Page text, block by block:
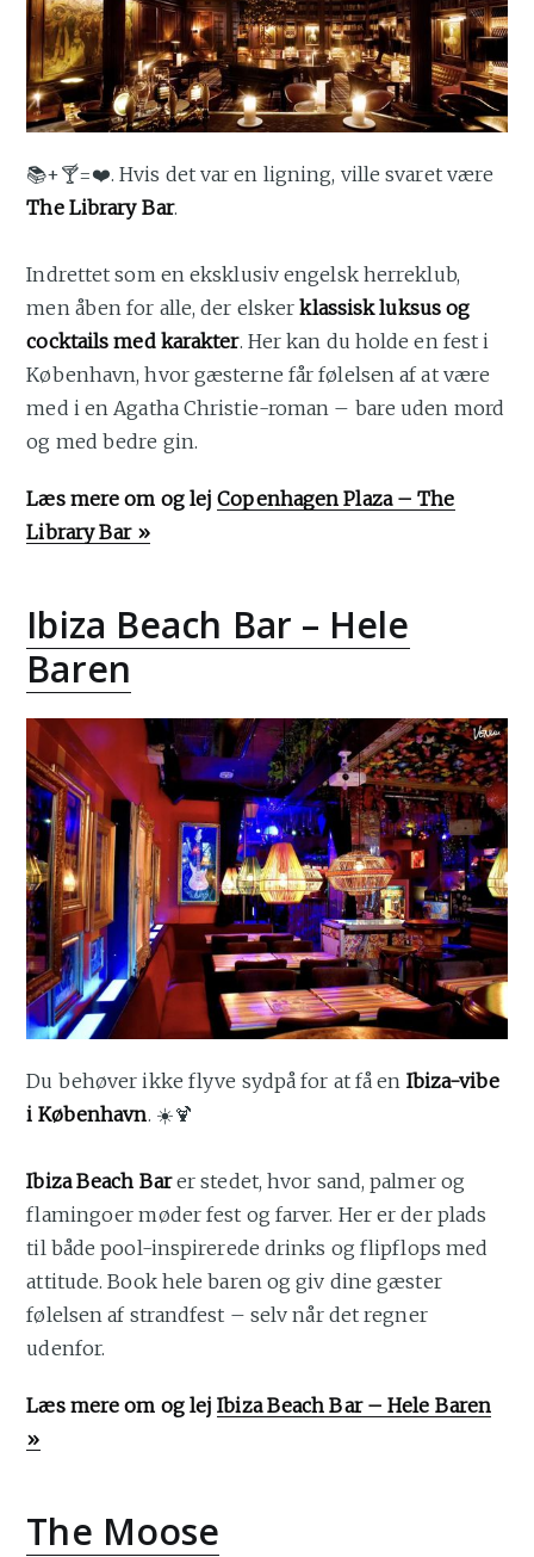
📚+🍸=❤️. Hvis det var en ligning, ville svaret være
The Library Bar.
Indrettet som en eksklusiv engelsk herreklub,
men åben for alle, der elskerklassisk luksus og
cocktails med karakter. Her kan du holde en fest i
København, hvor gæsterne får følelsen af at være
med i en Agatha Christie-roman – bare uden mord
og med bedre gin.
Læs mere om og lejCopenhagen Plaza – The
Library Bar »
Ibiza Beach Bar – Hele
Baren
Du behøver ikke flyve sydpå for at få en Ibiza-vibe
i København. ☀️🍹
Ibiza Beach Barer stedet, hvor sand, palmer og
flamingoer møder fest og farver. Her er der plads
til både pool-inspirerede drinks og flipflops med
attitude. Book hele baren og giv dine gæster
følelsen af strandfest – selv når det regner
udenfor.
Læs mere om og lejIbiza Beach Bar – Hele Baren
»
The Moose